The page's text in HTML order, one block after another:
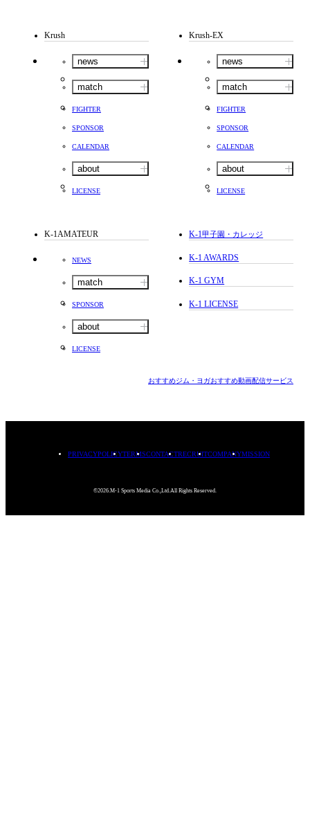
Krush
news
match
FIGHTER
SPONSOR
CALENDAR
about
LICENSE
Krush-EX
news
match
FIGHTER
SPONSOR
CALENDAR
about
LICENSE
K-1AMATEUR
NEWS
match
SPONSOR
about
LICENSE
K-1甲子園・カレッジ
K-1 AWARDS
K-1 GYM
K-1 LICENSE
おすすめジム・ヨガおすすめ動画配信サービス
PRIVACYPOLICYTERMSCONTACTRECRUITCOMPANYMISSION
©2026.M-1 Sports Media Co.,Ltd.All Rights Reserved.